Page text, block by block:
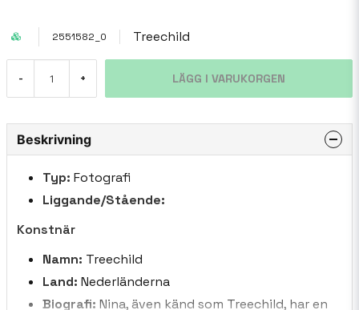
2551582_0 Treechild
- + LÄGG I VARUKORGEN
Beskrivning
Typ: Fotografi
Liggande/Stående:
Konstnär
Namn: Treechild
Land: Nederländerna
Biografi: Nina, även känd som Treechild, har en